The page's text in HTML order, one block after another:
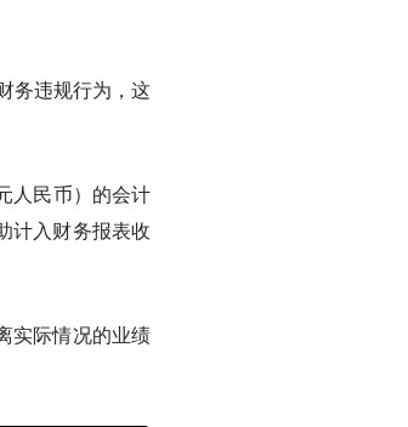
务违规行为，这
人民币）的会计
计入财务报表收
实际情况的业绩